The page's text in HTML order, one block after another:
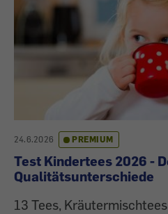
24.6.2026 PREMIUM
Test Kindertees 2026 -
Qualitätsunterschiede
13 Tees,